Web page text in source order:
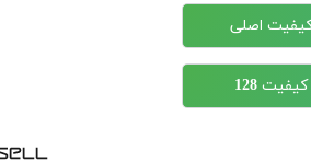
کیفیت اصلی
128